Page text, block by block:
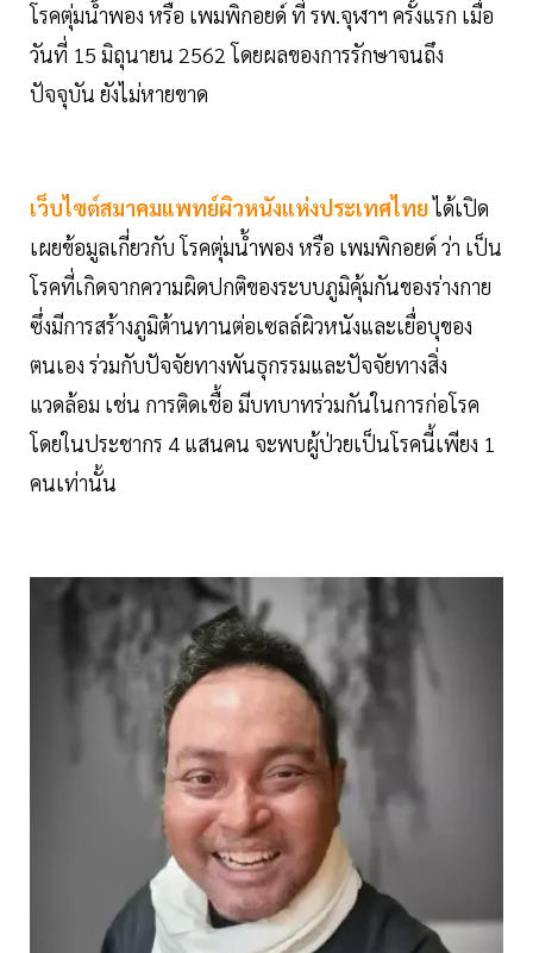
โรคตุ่มน้ำพอง หรือ เพมพิกอยด์ ที่ รพ.จุฬาฯ ครั้งแรก เมื่อ
วันที่ 15 มิถุนายน 2562 โดยผลของการรักษาจนถึง
ปัจจุบัน ยังไม่หายขาด
เว็บไซต์สมาคมแพทย์ผิวหนังแห่งประเทศไทยได้เปิด
เผยข้อมูลเกี่ยวกับ โรคตุ่มน้ำพอง หรือ เพมพิกอยด์ ว่า เป็น
โรคที่เกิดจากความผิดปกติของระบบภูมิคุ้มกันของร่างกาย
ซึ่งมีการสร้างภูมิต้านทานต่อเซลล์ผิวหนังและเยื่อบุของ
ตนเอง ร่วมกับปัจจัยทางพันธุกรรมและปัจจัยทางสิ่ง
แวดล้อม เช่น การติดเชื้อ มีบทบาทร่วมกันในการก่อโรค
โดยในประชากร 4 แสนคน จะพบผู้ป่วยเป็นโรคนี้เพียง 1
คนเท่านั้น